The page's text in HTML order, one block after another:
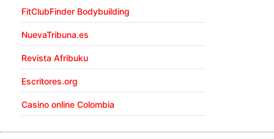
FitClubFinder Bodybuilding
NuevaTribuna.es
Revista Afribuku
Escritores.org
Casino online Colombia